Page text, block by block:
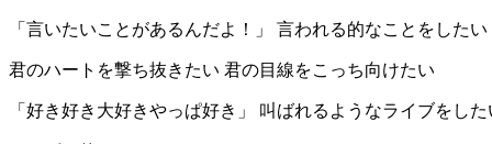
「言いたいことがあるんだよ！」 言われる的なことをしたい
君のハートを撃ち抜きたい 君の目線をこっち向けたい
「好き好き大好きやっぱ好き」 叫ばれるようなライブをした